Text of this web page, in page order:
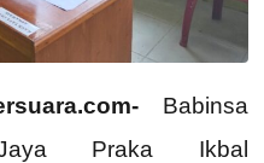
Babinsa
Jaya Praka Ikbal